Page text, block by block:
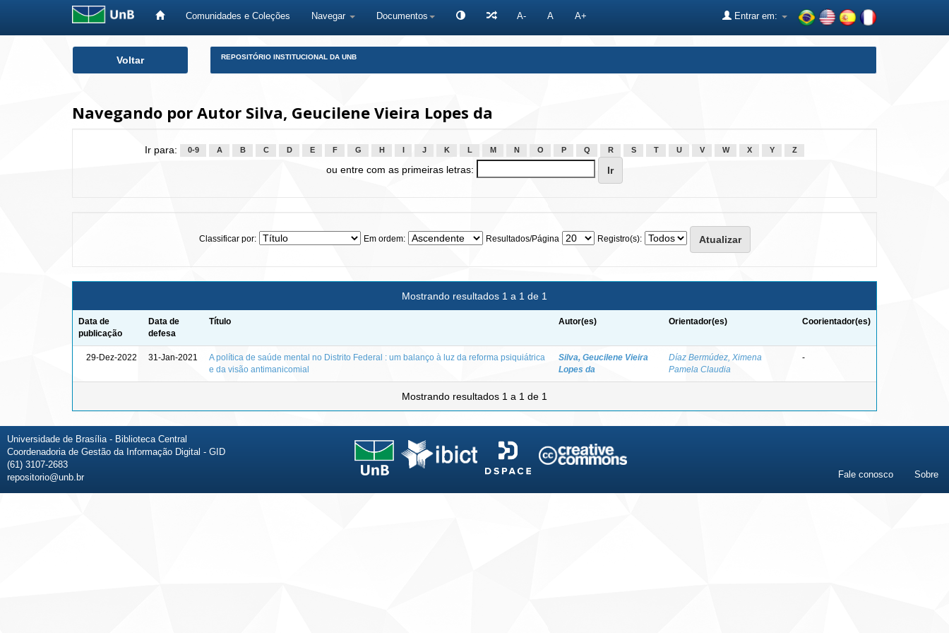
Comunidades e Coleções Navegar Documentos A- A A+ Entrar em:
Voltar REPOSITÓRIO INSTITUCIONAL DA UNB
Navegando por Autor Silva, Geucilene Vieira Lopes da
Ir para: 0-9 A B C D E F G H J K L M N O P Q R S T U V W X Y Z
ou entre com as primeiras letras:
Classificar por: Em ordem: Resultados/Página Registro(s):
Mostrando resultados 1 a 1 de 1
Data de
publicação
Data de
defesa
Título Autor(es) Orientador(es) Coorientador(es)
29-Dez-2022 31-Jan-2021
A política de saúde mental no Distrito Federal : um balanço à luz da reforma psiquiátrica
e da visão antimanicomial
Silva, Geucilene Vieira
Lopes da
Díaz Bermúdez, Ximena
Pamela Claudia
-
Mostrando resultados 1 a 1 de 1
Universidade de Brasília - Biblioteca Central
Coordenadoria de Gestão da Informação Digital - GID
(61) 3107-2683
repositorio@unb.br
Fale conosco Sobre